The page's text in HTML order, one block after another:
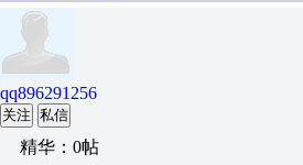
qq896291256
关注 私信
精华：0帖